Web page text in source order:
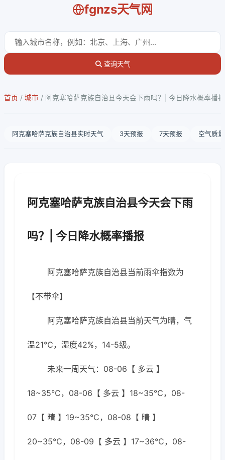
fgnzs天气网
查询天气
首页 / 城市 / 阿克塞哈萨克族自治县今天会下雨吗？| 今日降水概率播报
阿克塞哈萨克族自治县实时天气 3天预报 7天预报 空气质量
阿克塞哈萨克族自治县今天会下雨
吗？| 今日降水概率播报
阿克塞哈萨克族自治县当前雨伞指数为
【不带伞】
阿克塞哈萨克族自治县当前天气为晴，气
温21℃，湿度42%，14-5级。
未来一周天气：08-06【 多云 】
18~35℃，08-06【 多云 】18~35℃，08-
07【 晴 】19~35℃，08-08【 晴 】
20~35℃，08-09【 多云 】17~36℃，08-